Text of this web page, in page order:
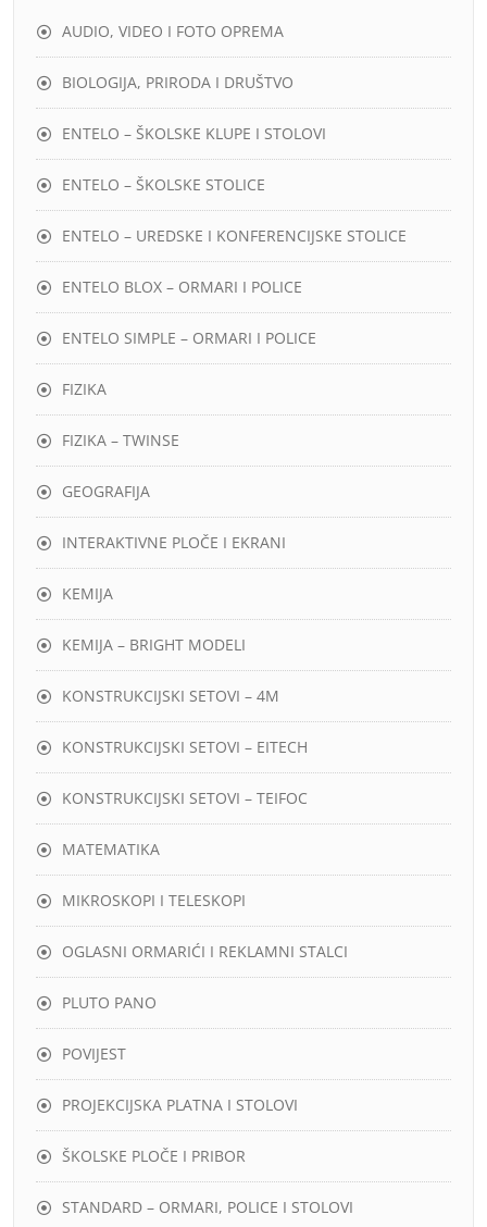
AUDIO, VIDEO I FOTO OPREMA
BIOLOGIJA, PRIRODA I DRUŠTVO
ENTELO – ŠKOLSKE KLUPE I STOLOVI
ENTELO – ŠKOLSKE STOLICE
ENTELO – UREDSKE I KONFERENCIJSKE STOLICE
ENTELO BLOX – ORMARI I POLICE
ENTELO SIMPLE – ORMARI I POLICE
FIZIKA
FIZIKA – TWINSE
GEOGRAFIJA
INTERAKTIVNE PLOČE I EKRANI
KEMIJA
KEMIJA – BRIGHT MODELI
KONSTRUKCIJSKI SETOVI – 4M
KONSTRUKCIJSKI SETOVI – EITECH
KONSTRUKCIJSKI SETOVI – TEIFOC
MATEMATIKA
MIKROSKOPI I TELESKOPI
OGLASNI ORMARIĆI I REKLAMNI STALCI
PLUTO PANO
POVIJEST
PROJEKCIJSKA PLATNA I STOLOVI
ŠKOLSKE PLOČE I PRIBOR
STANDARD – ORMARI, POLICE I STOLOVI